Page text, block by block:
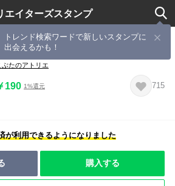
エイターズスタンプ
トレンド検索ワードで新しいスタンプに
出会えるかも！
のぶた
ぶたのアトリエ
190 1%還元 715
が利用できるようになりました
購入する